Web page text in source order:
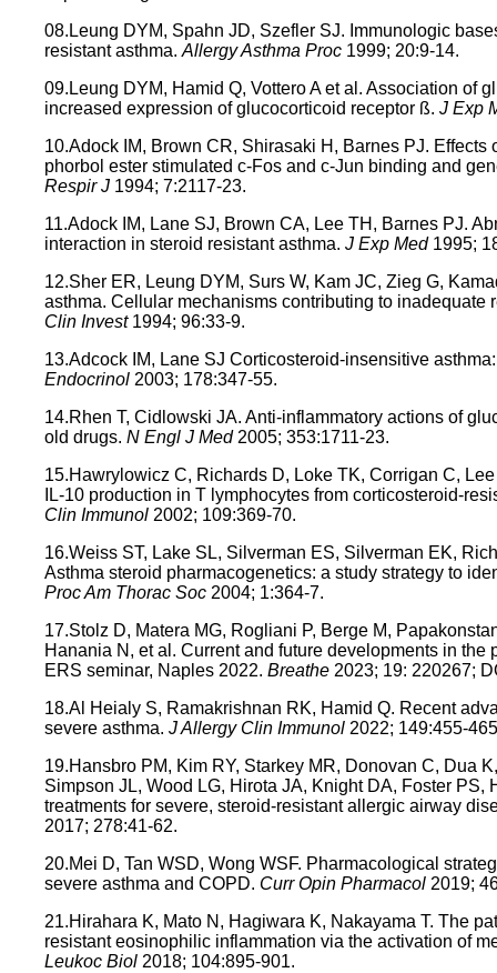
08.Leung DYM, Spahn JD, Szefler SJ. Immunologic
resistant asthma. Allergy Asthma Proc 1999; 20:9-14.
09.Leung DYM, Hamid Q, Vottero A et al. Association of
increased expression of glucocorticoid receptor ß. J Exp
10.Adock IM, Brown CR, Shirasaki H, Barnes PJ.
phorbol ester stimulated c-Fos and c-Jun binding and
Respir J 1994; 7:2117-23.
11.Adock IM, Lane SJ, Brown CA, Lee TH, Barnes PJ.
interaction in steroid resistant asthma. J Exp Med 1995;
12.Sher ER, Leung DYM, Surs W, Kam JC, Zieg G,
asthma. Cellular mechanisms contributing to inadequate
Clin Invest 1994; 96:33-9.
13.Adcock IM, Lane SJ Corticosteroid-insensitive
Endocrinol 2003; 178:347-55.
14.Rhen T, Cidlowski JA. Anti-inflammatory actions of
old drugs. N Engl J Med2005; 353:1711-23.
15.Hawrylowicz C, Richards D, Loke TK, Corrigan C,
IL-10 production in T lymphocytes from corticosteroid-
Clin Immunol 2002; 109:369-70.
16.Weiss ST, Lake SL, Silverman ES, Silverman EK,
Asthma steroid pharmacogenetics: a study strategy to
Proc Am Thorac Soc 2004; 1:364-7.
17.Stolz D, Matera MG, Rogliani P, Berge M,
Hanania N, et al. Current and future developments in the
ERS seminar, Naples 2022. Breathe 2023; 19: 220267;
18.Al Heialy S, Ramakrishnan RK, Hamid Q. Recent
severe asthma. J Allergy Clin Immunol 2022; 149:455-
19.Hansbro PM, Kim RY, Starkey MR, Donovan C, Dua
Simpson JL, Wood LG, Hirota JA, Knight DA, Foster PS,
treatments for severe, steroid-resistant allergic airway
2017; 278:41-62.
20.Mei D, Tan WSD, Wong WSF. Pharmacological
severe asthma and COPD. Curr Opin Pharmacol 2019;
21.Hirahara K, Mato N, Hagiwara K, Nakayama T. The
resistant eosinophilic inflammation via the activation of
Leukoc Biol 2018; 104:895-901.